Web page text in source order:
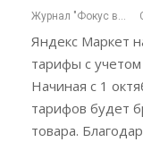
Журнал "Фокус внимания"
Яндекс Маркет
тарифы с учетом
Начиная с 1
тарифов будет
товара.